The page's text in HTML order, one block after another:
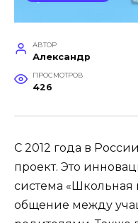
АВТОР
Александр
ПРОСМОТРОВ
426
С 2012 года в
проект. Это
система «Школьная
общение между